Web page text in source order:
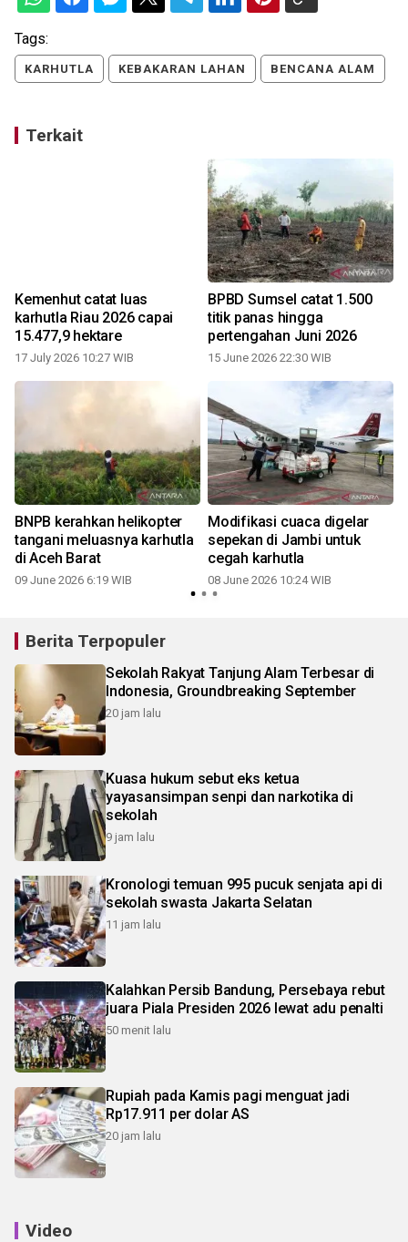
Tags:
KARHUTLA KEBAKARAN LAHAN BENCANA ALAM
Terkait
Kemenhut catat luas
karhutla Riau 2026 capai
15.477,9 hektare
17 July 2026 10:27 WIB
BPBD Sumsel catat 1.500
titik panas hingga
pertengahan Juni 2026
15 June 2026 22:30 WIB
BNPB kerahkan helikopter
tangani meluasnya karhutla
di Aceh Barat
09 June 2026 6:19 WIB
Modifikasi cuaca digelar
sepekan di Jambi untuk
cegah karhutla
08 June 2026 10:24 WIB
Berita Terpopuler
Sekolah Rakyat Tanjung Alam Terbesar di
Indonesia, Groundbreaking September
20 jam lalu
Kuasa hukum sebut eks ketua
yayasansimpan senpi dan narkotika di
sekolah
9 jam lalu
Kronologi temuan 995 pucuk senjata api di
sekolah swasta Jakarta Selatan
11 jam lalu
Kalahkan Persib Bandung, Persebaya rebut
juara Piala Presiden 2026 lewat adu penalti
50 menit lalu
Rupiah pada Kamis pagi menguat jadi
Rp17.911 per dolar AS
20 jam lalu
Video